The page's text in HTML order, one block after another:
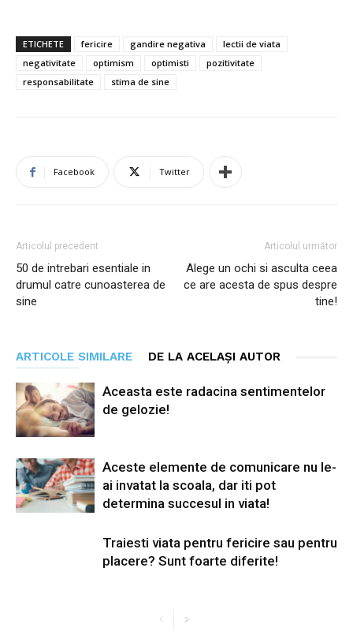
ETICHETE fericire gandire negativa
lectii de viata
negativitate
optimism optimisti
pozitivitate
responsabilitate
stima de sine
Facebook Twitter
Articolul precedent
50 de intrebari esentiale in
drumul catre cunoasterea de
sine
Articolul următor
Alege un ochi si asculta ceea
ce are acesta de spus despre
tine!
ARTICOLE SIMILARE DE LA ACELAȘI AUTOR
Aceasta este radacina sentimentelor
de gelozie!
Aceste elemente de comunicare nu le-
ai invatat la scoala, dar iti pot
determina succesul in viata!
Traiesti viata pentru fericire sau pentru
placere? Sunt foarte diferite!